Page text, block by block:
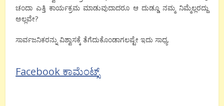
ಚಂದಾ ಎತ್ತಿ ಕಾರ್ಯಕ್ರಮ ಮಾಡುವುದಾದರೂ ಆ ದುಡ್ಡೂ ನಮ್ಮ ನಿಮ್ಮೆಲ್ಲರದ್ದು
ಅಲ್ಲವೇ?
ಸಾರ್ವಜನಿಕರನ್ನು ವಿಶ್ವಾಸಕ್ಕೆ ತೆಗೆದುಕೊಂಡಾಗಲಷ್ಟೇ ಇದು ಸಾಧ್ಯ.
Facebook ಕಾಮೆಂಟ್ಸ್